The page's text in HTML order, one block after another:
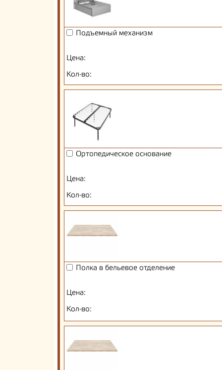
Подъемный механизм
Цена:
Кол-во:
Ортопедическое основание
Цена:
Кол-во:
Полка в бельевое отделение
Цена:
Кол-во: